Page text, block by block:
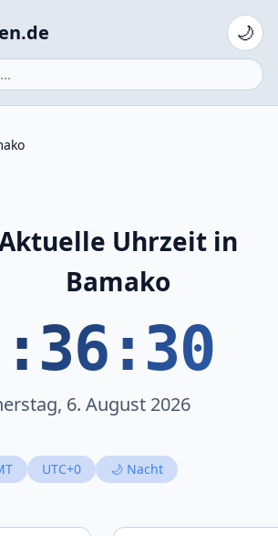
🌙
Uhrzeit in
Bamako
6. August 2026
UTC+0 🌙 Nacht